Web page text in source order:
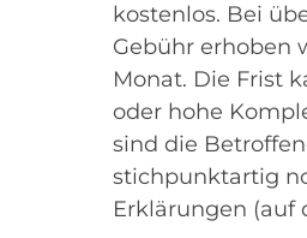
kostenlos. Bei
Gebühr erhoben
Monat. Die Frist
oder hohe
sind die
stichpunktartig
Erklärungen (auf